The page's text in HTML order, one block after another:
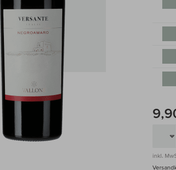
inkl.